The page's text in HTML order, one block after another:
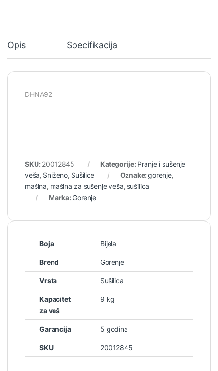
Opis Specifikacija
DHNA92
SKU: 20012845 Kategorije: Pranje i sušenje
veša, Sniženo, Sušilice Oznake:gorenje,
mašina, mašina za sušenje veša, sušilica
Marka: Gorenje
Boja Bijela
Brend Gorenje
Vrsta Sušilica
Kapacitet
za veš
9 kg
Garancija 5 godina
SKU 20012845